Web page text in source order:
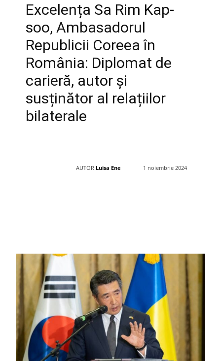
Excelența Sa Rim Kap-
soo, Ambasadorul
Republicii Coreea în
România: Diplomat de
carieră, autor și
susținător al relațiilor
bilaterale
AUTOR Luisa Ene 1 noiembrie 2024